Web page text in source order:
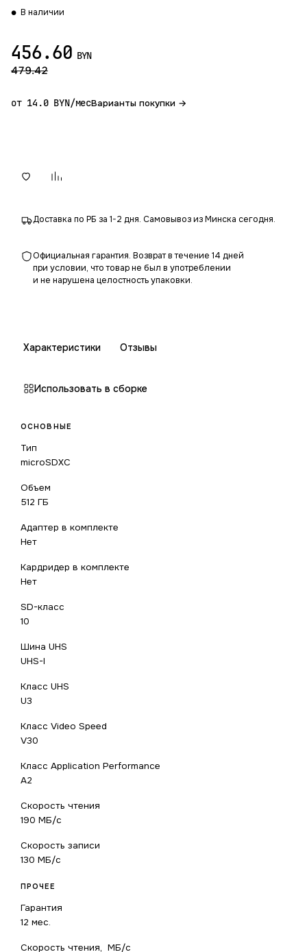
В наличии
456.60 BYN
479.42
от 14.0 BYN/месВарианты покупки →
Доставка по РБ за 1-2 дня. Самовывоз из Минска сегодня.
Официальная гарантия. Возврат в течение 14 дней
при условии, что товар не был в употреблении
и не нарушена целостность упаковки.
Характеристики Отзывы
Использовать в сборке
ОСНОВНЫЕ
Тип
microSDXC
Объем
512 ГБ
Адаптер в комплекте
Нет
Кардридер в комплекте
Нет
SD-класс
10
Шина UHS
UHS-I
Класс UHS
U3
Класс Video Speed
V30
Класс Application Performance
A2
Скорость чтения
190 МБ/с
Скорость записи
130 МБ/с
ПРОЧЕЕ
Гарантия
12 мес.
Скорость чтения, МБ/с